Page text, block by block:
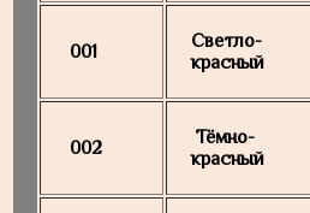
001
Светло-
красный
002
Тёмно-
красный